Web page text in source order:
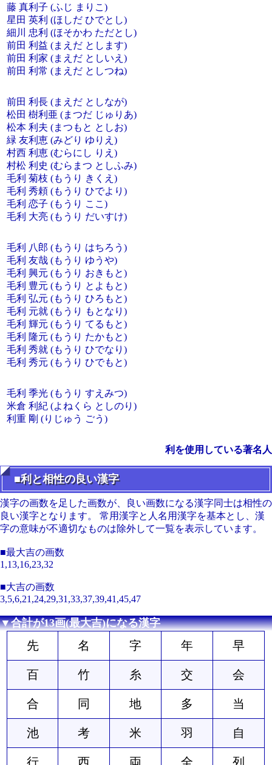
藤 真利子 (ふじ まりこ)
星田 英利 (ほしだ ひでとし)
細川 忠利 (ほそかわ ただとし)
前田 利益 (まえだ とします)
前田 利家 (まえだ としいえ)
前田 利常 (まえだ としつね)
前田 利長 (まえだ としなが)
松田 樹利亜 (まつだ じゅりあ)
松本 利夫 (まつもと としお)
緑 友利恵 (みどり ゆりえ)
村西 利恵 (むらにし りえ)
村松 利史 (むらまつ としふみ)
毛利 菊枝 (もうり きくえ)
毛利 秀頼 (もうり ひでより)
毛利 恋子 (もうり ここ)
毛利 大亮 (もうり だいすけ)
毛利 八郎 (もうり はちろう)
毛利 友哉 (もうり ゆうや)
毛利 興元 (もうり おきもと)
毛利 豊元 (もうり とよもと)
毛利 弘元 (もうり ひろもと)
毛利 元就 (もうり もとなり)
毛利 輝元 (もうり てるもと)
毛利 隆元 (もうり たかもと)
毛利 秀就 (もうり ひでなり)
毛利 秀元 (もうり ひでもと)
毛利 季光 (もうり すえみつ)
米倉 利紀 (よねくら としのり)
利重 剛 (りじゅう ごう)
利を使用している著名人
■利と相性の良い漢字
漢字の画数を足した画数が、良い画数になる漢字同士は相性の
良い漢字となります。 常用漢字と人名用漢字を基本とし、漢
字の意味が不適切なものは除外して一覧を表示しています。
■最大吉の画数
1,13,16,23,32
■大吉の画数
3,5,6,21,24,29,31,33,37,39,41,45,47
▼合計が13画(最大吉)になる漢字
先 名 字 年 早
百 竹 糸 交 会
合 同 地 多 当
池 考 米 羽 自
行 西 両 全 列